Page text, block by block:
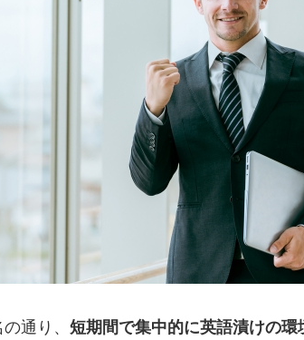
通り、 短期間で集中的に英語漬けの